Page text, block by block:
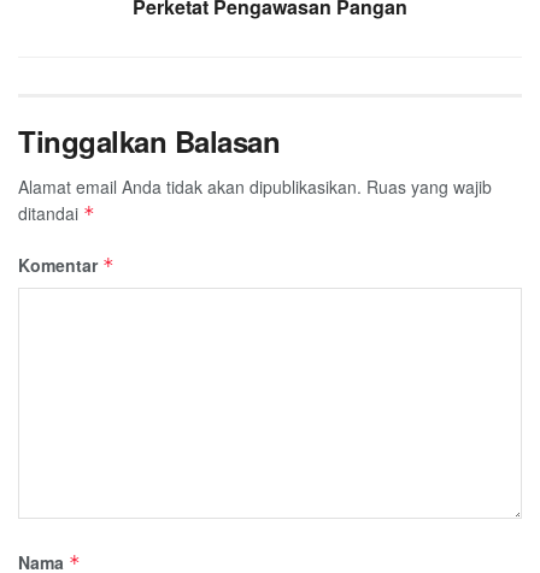
Perketat Pengawasan Pangan
Tinggalkan Balasan
Alamat email Anda tidak akan dipublikasikan. Ruas yang wajib
ditandai *
Komentar *
Nama *